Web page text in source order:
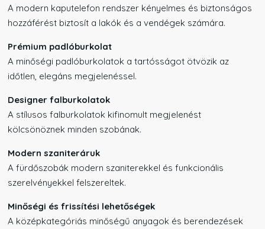
A modern kaputelefon rendszer kényelmes és biztonságos
hozzáférést biztosít a lakók és a vendégek számára.
Prémium padlóburkolat
A minőségi padlóburkolatok a tartósságot ötvözik az
időtlen, elegáns megjelenéssel.
Designer falburkolatok
A stílusos falburkolatok kifinomult megjelenést
kölcsönöznek minden szobának.
Modern szaniteráruk
A fürdőszobák modern szaniterekkel és funkcionális
szerelvényekkel felszereltek.
Minőségi és frissítési lehetőségek
A középkategóriás minőségű anyagok és berendezések